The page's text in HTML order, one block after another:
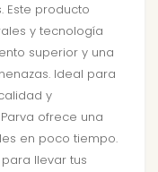
Este producto
y tecnología
superior y una
Ideal para
y
ofrece una
en poco tiempo.
llevar tus